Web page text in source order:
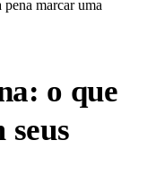
marcar uma
o que
seus